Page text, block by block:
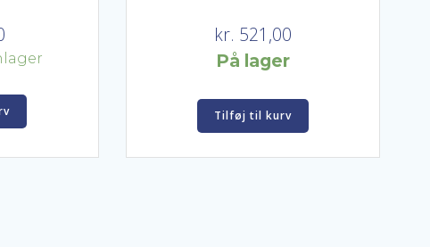
kr. 521,00
På lager
Tilføj til kurv